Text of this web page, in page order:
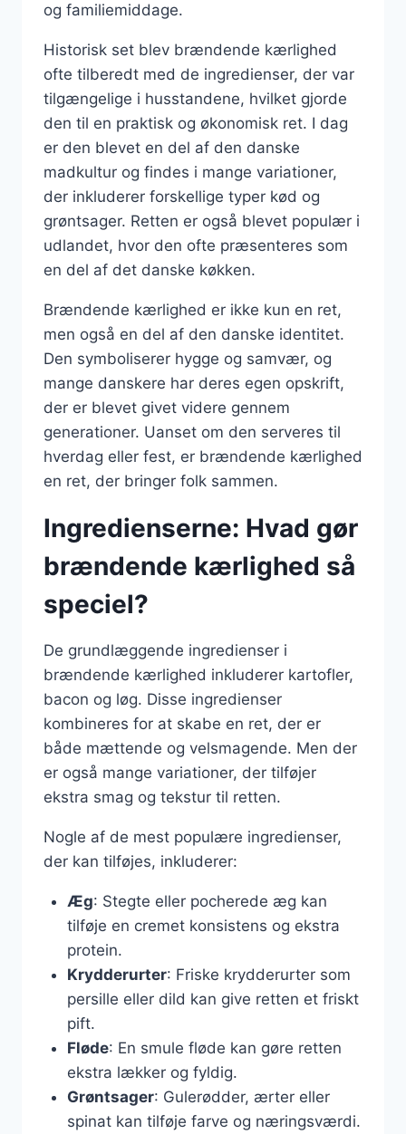
og familiemiddage.
Historisk set blev brændende kærlighed
ofte tilberedt med de ingredienser, der var
tilgængelige i husstandene, hvilket gjorde
den til en praktisk og økonomisk ret. I dag
er den blevet en del af den danske
madkultur og findes i mange variationer,
der inkluderer forskellige typer kød og
grøntsager. Retten er også blevet populær i
udlandet, hvor den ofte præsenteres som
en del af det danske køkken.
Brændende kærlighed er ikke kun en ret,
men også en del af den danske identitet.
Den symboliserer hygge og samvær, og
mange danskere har deres egen opskrift,
der er blevet givet videre gennem
generationer. Uanset om den serveres til
hverdag eller fest, er brændende kærlighed
en ret, der bringer folk sammen.
Ingredienserne: Hvad gør
brændende kærlighed så
speciel?
De grundlæggende ingredienser i
brændende kærlighed inkluderer kartofler,
bacon og løg. Disse ingredienser
kombineres for at skabe en ret, der er
både mættende og velsmagende. Men der
er også mange variationer, der tilføjer
ekstra smag og tekstur til retten.
Nogle af de mest populære ingredienser,
der kan tilføjes, inkluderer:
Æg: Stegte eller pocherede æg kan
tilføje en cremet konsistens og ekstra
protein.
Krydderurter: Friske krydderurter som
persille eller dild kan give retten et friskt
pift.
Fløde: En smule fløde kan gøre retten
ekstra lækker og fyldig.
Grøntsager: Gulerødder, ærter eller
spinat kan tilføje farve og næringsværdi.